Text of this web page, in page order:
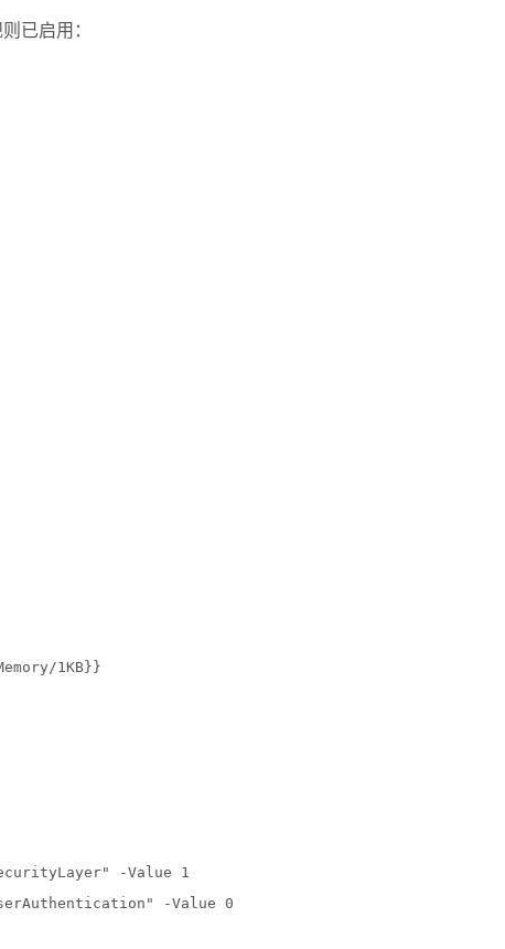
已启用：
1KB}}
-Value 1
-Value 0